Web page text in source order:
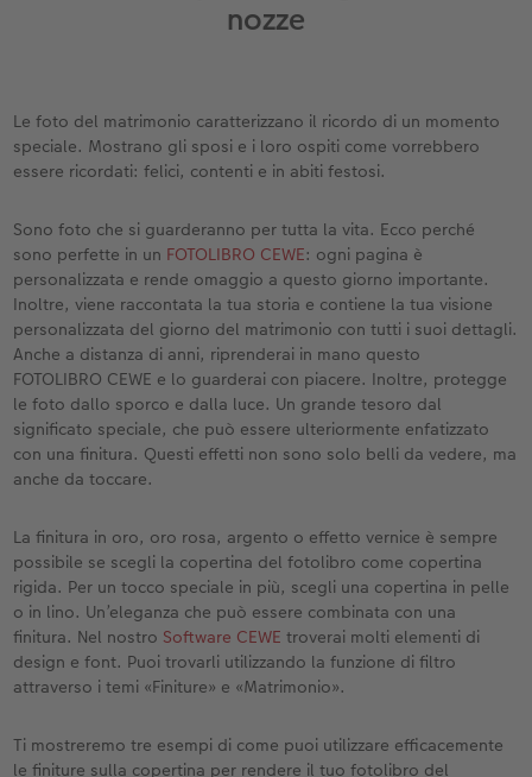
Custodia personalizzata
FOTOLIBRO CEWE Kids
Copertina in pelle e lino
Primi passi
Come ordinare
Esempi di clienti
Storie dei clienti
Coffeetable Book «Art Collection»
Accessori
Nature Prints
Set di foto
Foto adesivi
Foto istantanee
Fototessere biometriche
Accessori
CEWE myPhotos
Poster con mappa
hexxas
Plexiglas
Poster in alluminio
Foto su legno
Poster Gallery
Poster su forex
Mosaico
CEWE myPhotos
Accessori
Altre occasioni
Foto biglietti
Cartoline postali
Cartoline singole con spedizione diretta
CEWE myPhotos
Animali domestici
Faber-Castell
Stampe artistiche
Foto-box regalo
Idee regalo
Buono regalo CEWE
CEWE myPhotos
Barattolo per croccantini con foto
Novità
Cover in silicone
Cover in pelle
Cover in legno
Cover cellulare con tracolla
Con design
CEWE myPhotos
Calendari da parete con design
Calendario da parete A4 Panoramico
Calendario da parete A3
Calendario da tavolo quadrato
CEWE myPhotos
Accessori
per il compleanno
Regali d’addio
Fotoregali per Pasqua
per gli sposi
per l’addio al nubilato
Matrimonio
Concorsi fotografici
Storie dei clienti
nozze
Le foto del matrimonio caratterizzano il ricordo di un momento
speciale. Mostrano gli sposi e i loro ospiti come vorrebbero
essere ricordati: felici, contenti e in abiti festosi.
Sono foto che si guarderanno per tutta la vita. Ecco perché
sono perfette in un FOTOLIBRO CEWE: ogni pagina è
personalizzata e rende omaggio a questo giorno importante.
Inoltre, viene raccontata la tua storia e contiene la tua visione
personalizzata del giorno del matrimonio con tutti i suoi dettagli.
Anche a distanza di anni, riprenderai in mano questo
FOTOLIBRO CEWE e lo guarderai con piacere. Inoltre, protegge
le foto dallo sporco e dalla luce. Un grande tesoro dal
significato speciale, che può essere ulteriormente enfatizzato
con una finitura. Questi effetti non sono solo belli da vedere, ma
anche da toccare.
La finitura in oro, oro rosa, argento o effetto vernice è sempre
possibile se scegli la copertina del fotolibro come copertina
rigida. Per un tocco speciale in più, scegli una copertina in pelle
o in lino. Un’eleganza che può essere combinata con una
finitura. Nel nostro Software CEWE troverai molti elementi di
design e font. Puoi trovarli utilizzando la funzione di filtro
attraverso i temi «Finiture» e «Matrimonio».
Ti mostreremo tre esempi di come puoi utilizzare efficacemente
le finiture sulla copertina per rendere il tuo fotolibro del